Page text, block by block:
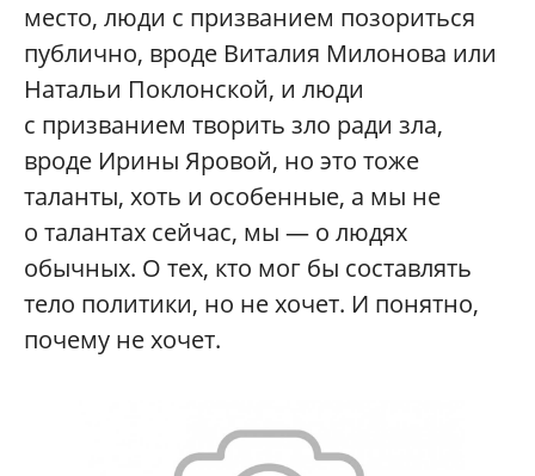
место, люди с призванием позориться
публично, вроде Виталия Милонова или
Натальи Поклонской, и люди
с призванием творить зло ради зла,
вроде Ирины Яровой, но это тоже
таланты, хоть и особенные, а мы не
о талантах сейчас, мы — о людях
обычных. О тех, кто мог бы составлять
тело политики, но не хочет. И понятно,
почему не хочет.